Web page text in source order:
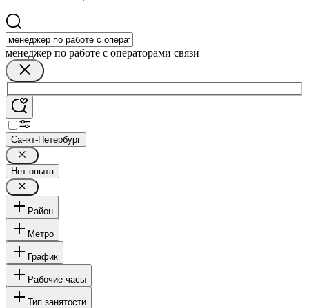
менеджер по работе с операторами связи
Санкт-Петербург
Нет опыта
Район
Метро
График
Рабочие часы
Тип занятости